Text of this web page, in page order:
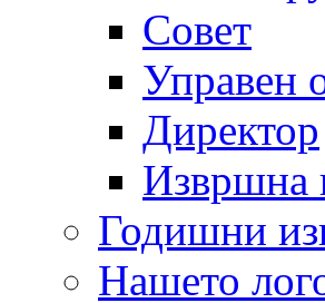
Совет
Управен
Директор
Извршна
Годишни
Нашето